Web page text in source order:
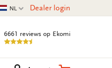
taal
NL Dealer login
6661 reviews op Ekomi